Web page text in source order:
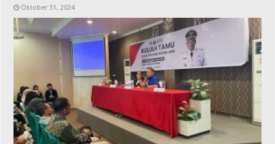
Oktober 31, 2024